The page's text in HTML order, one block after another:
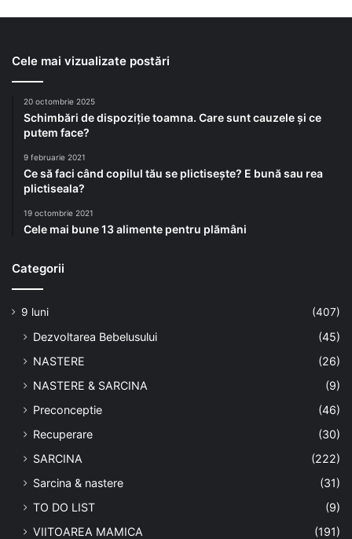
Cele mai vizualizate postări
20 octombrie 2025
Schimbări de dispoziție toamna. Care sunt cauzele și ce
putem face?
9 februarie 2021
Ce să faci când copilul tău se plictisește? E bună sau rea
plictiseala?
19 octombrie 2021
Cele mai bune 13 alimente pentru plămâni
Categorii
9 luni (407)
Dezvoltarea Bebelusului
(45)
NASTERE
(26)
NASTERE & SARCINA
(9)
Preconceptie
(46)
Recuperare
(30)
SARCINA
(222)
Sarcina & nastere
(31)
TO DO LIST
(9)
VIITOAREA MAMICA
(191)